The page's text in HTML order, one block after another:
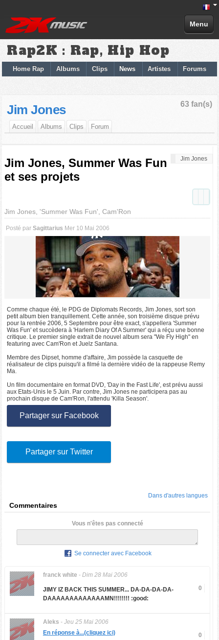
Menu
Rap2K : Rap, Hip Hop
Home Rap Albums Clips News Artistes Forums
63 fan(s)
Jim Jones
Accueil Albums Clips Forum
Jim Jones
Jim Jones, Summer Was Fun
et ses projets
Jim Jones, 'Summer Was Fun', Cam'Ron
Posté parSagittarius Mer 10 Mai 2006
Comme chaque été, le PDG de Diplomats Records, Jim Jones, sort son
petit album bien tranquillement. Cette année, son troisième disque prévu
pour la rentrée 2006, 5 Septembre pour être exact, s'appellera 'Summer
Was Fun' et succèdera à 'Harlem Diary Of A Summer' qui a réçu une bonne
critique. Le premier single extrait de nouvel album sera "We Fly High" en
featuring avec Cam'Ron et Juelz Santana.
Membre des Dipset, homme d'affaire, Jim possède la casquette de
réalisateur de clips puisqu'il a filmé la dernière vidéo de la rappeuse Remy
Ma.
Un film documentaire en format DVD, 'Day in the Fast Life', est prévu aussi
aux Etats-Unis le 5 Juin. Par contre, Jim Jones ne participera pas au
prochain disque de Cam'Ron, l'attendu 'Killa Season'.
Partager sur Facebook
Partager sur Twitter
Dans d'autres langues
Commentaires
Vous n'êtes pas connecté
Se connecter avec Facebook
franck white - Dim 28 Mai 2006
0
JIMY IZ BACK THIS SUMMER... DA-DA-DA-DA-
DAAAAAAAAAAAAAMN!!!!!!!! :good:
Aleks - Jeu 25 Mai 2006
0
En réponse à...(cliquez ici)